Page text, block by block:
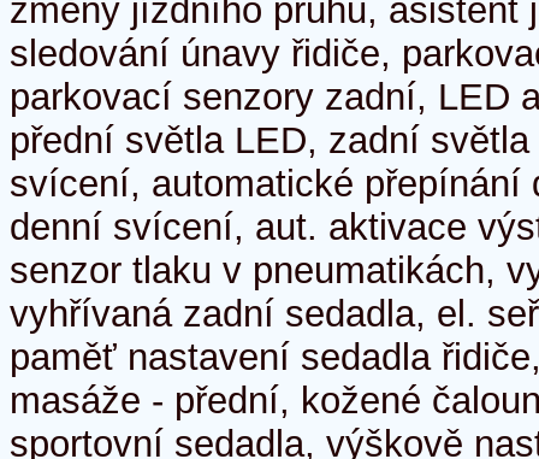
změny jízdního pruhu, asistent
sledování únavy řidiče,
parkovací senzory zadní, LED
přední světla LED, zadní
svícení, automatické přepínání
denní svícení, aut. aktivace
senzor tlaku v pneumatikách,
vyhřívaná zadní sedadla, el.
paměť nastavení sedadla
masáže - přední, kožené
sportovní sedadla, výškově